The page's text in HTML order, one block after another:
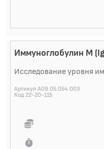
Иммуноглобулин M
Исследование уровня
Артикул A09.05.054.003
Код 22-20-115